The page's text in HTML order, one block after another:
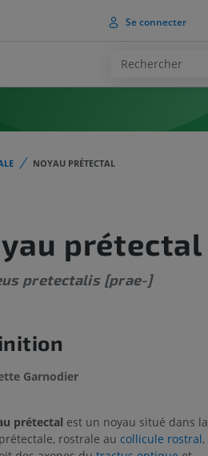
Se connecter
NOYAU PRÉTECTAL
prétectal
pretectalis [prae-]
Garnodier
prétectal est un noyau situé dans la
rostrale au collicule rostral,